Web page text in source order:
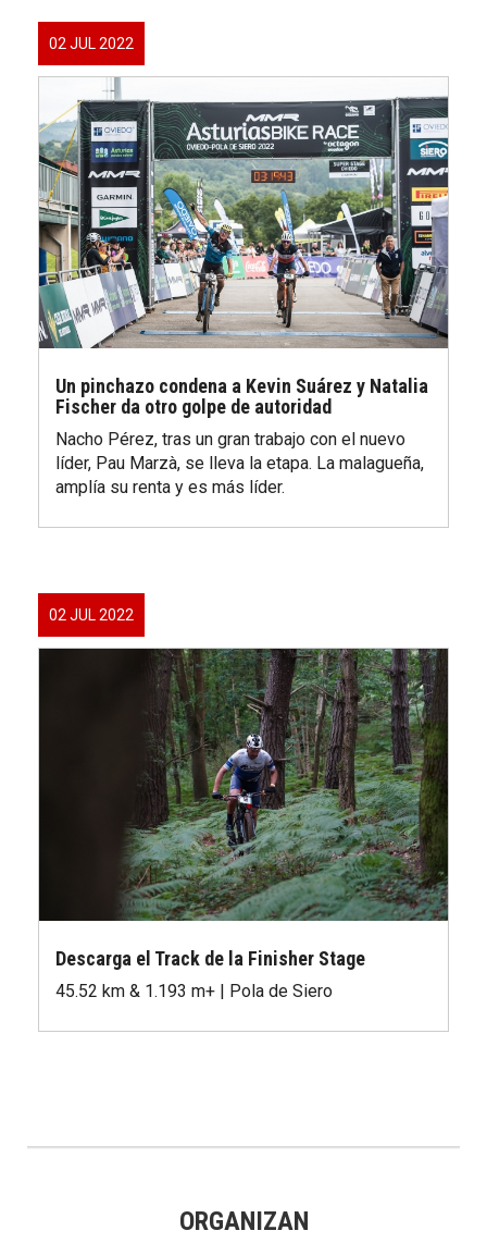
02 JUL 2022
Un pinchazo condena a Kevin Suárez y Natalia
Fischer da otro golpe de autoridad
Nacho Pérez, tras un gran trabajo con el nuevo
líder, Pau Marzà, se lleva la etapa. La malagueña,
amplía su renta y es más líder.
02 JUL 2022
Descarga el Track de la Finisher Stage
45.52 km & 1.193 m+ | Pola de Siero
ORGANIZAN